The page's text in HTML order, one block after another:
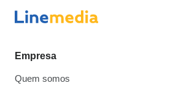
Empresa
Quem somos